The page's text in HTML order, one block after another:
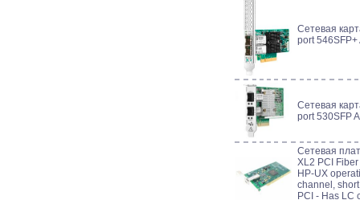
Сетевая
port
Сетевая
port 530SFP
Сетевая
XL2 PCI
HP-UX
channel,
PCI - Has LC